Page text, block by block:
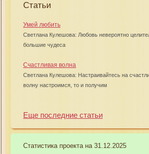
Статьи
Умей любить
Светлана Кулешова: Любовь невероятно
большие чудеса
Счастливая волна
Светлана Кулешова: Настраивайтесь на
волну настроимся, то и получим
Еще последние статьи
Статистика проекта на 31.12.2025